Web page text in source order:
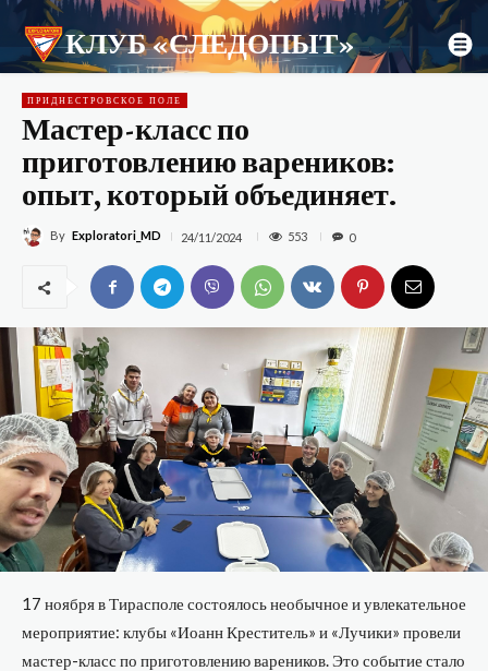
КЛУБ «СЛЕДОПЫТ»
ПРИДНЕСТРОВСКОЕ ПОЛЕ
Мастер-класс по
приготовлению вареников:
опыт, который объединяет.
By Exploratori_MD 24/11/2024 553 0
17 ноября в Тирасполе состоялось необычное и увлекательное
мероприятие: клубы «Иоанн Креститель» и «Лучики» провели
мастер-класс по приготовлению вареников. Это событие стало